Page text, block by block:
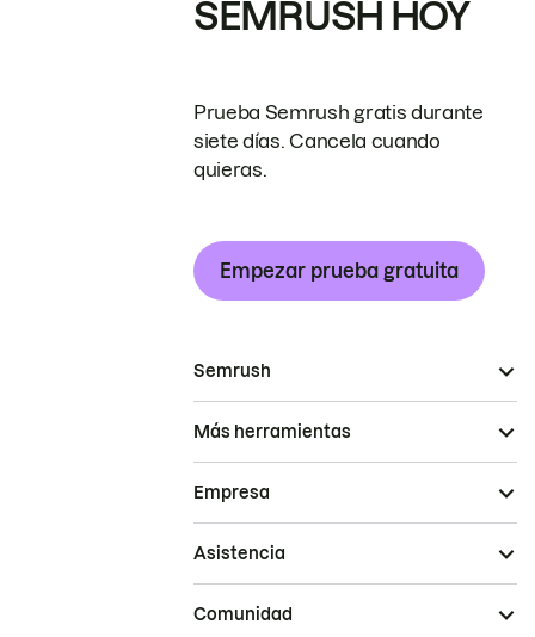
SEMRUSH HOY
Prueba Semrush gratis durante
siete días. Cancela cuando
quieras.
Empezar prueba gratuita
Semrush
Más herramientas
Empresa
Asistencia
Comunidad